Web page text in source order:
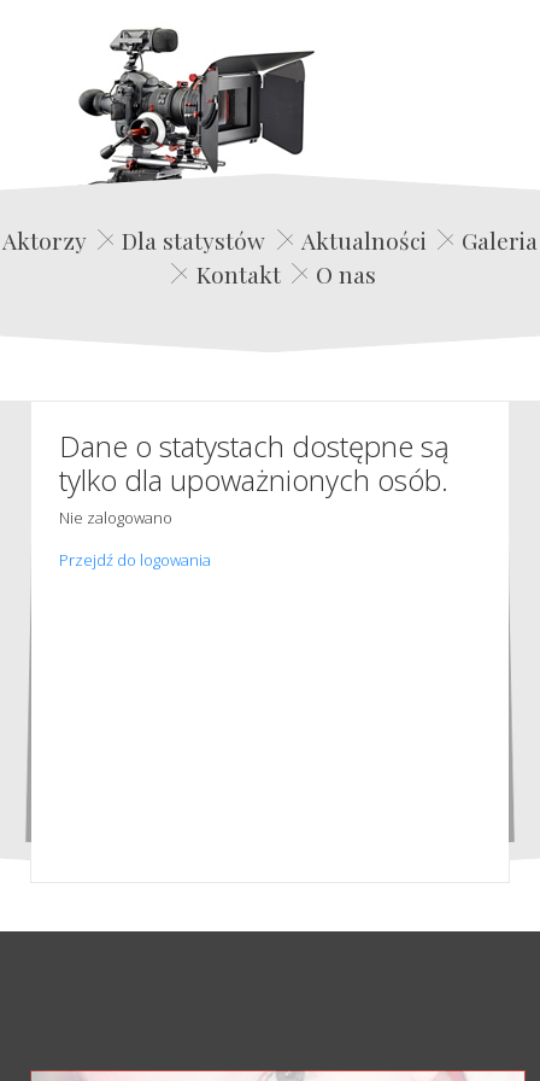
Edwin Film Agencja Aktorska
Aktorzy Dla statystów Aktualności
Galeria
Kontakt
O nas
Dane o statystach dostępne są
tylko dla upoważnionych osób.
Nie zalogowano
Przejdź do logowania